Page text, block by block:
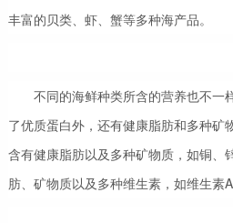
丰富的贝类、虾、蟹等多种海产品。
不同的海鲜种类所含的营养也不一
了优质蛋白外，还有健康脂肪和多种矿
含有健康脂肪以及多种矿物质，如铜、
肪、矿物质以及多种维生素，如维生素A